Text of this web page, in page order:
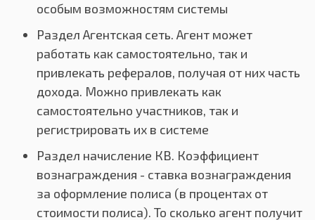
особым возможностям системы
Раздел Агентская сеть. Агент может
работать как самостоятельно, так и
привлекать рефералов, получая от них часть
дохода. Можно привлекать как
самостоятельно участников, так и
регистрировать их в системе
Раздел начисление КВ. Коэффициент
вознаграждения - ставка вознаграждения
за оформление полиса (в процентах от
стоимости полиса). То сколько агент получит